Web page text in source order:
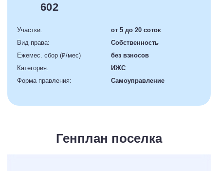
602
Участки:
от 5 до 20 соток
Вид права:
Собственность
Ежемес. сбор (₽/мес)
без взносов
Категория:
ИЖС
Форма правления:
Самоуправление
Генплан поселка